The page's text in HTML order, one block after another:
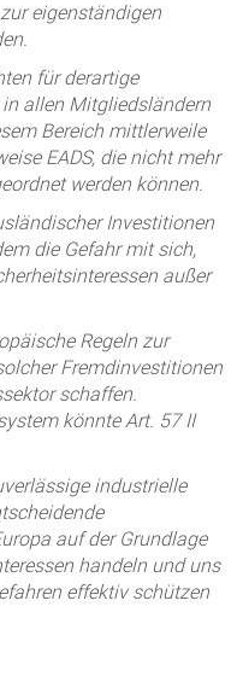
eigenständigen
für derartige
allen Mitgliedsländern
Bereich mittlerweile
EADS, die nicht mehr
werden können.
Investitionen
die Gefahr mit sich,
außer
Regeln zur
Fremdinvestitionen
schaffen.
könnte Art. 57 II
industrielle
auf der Grundlage
handeln und uns
effektiv schützen